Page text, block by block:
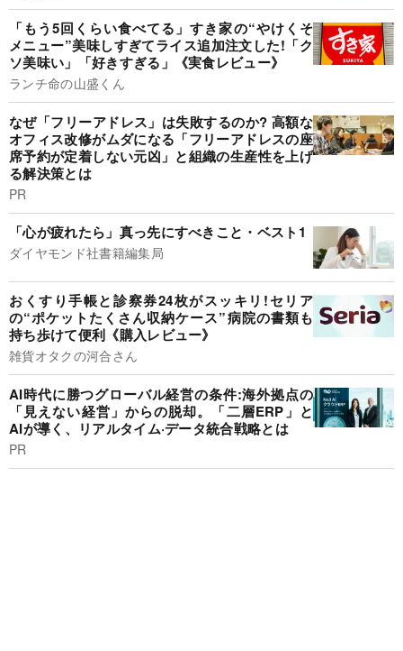
「もう5回くらい食べてる」すき家の“やけくそ
メニュー”美味しすぎてライス追加注文した!「ク
ソ美味い」「好きすぎる」《実食レビュー》
ランチ命の山盛くん
なぜ「フリーアドレス」は失敗するのか? 高額な
オフィス改修がムダになる「フリーアドレスの座
席予約が定着しない元凶」と組織の生産性を上げ
る解決策とは
PR
「心が疲れたら」真っ先にすべきこと・ベスト1
ダイヤモンド社書籍編集局
おくすり手帳と診察券24枚がスッキリ!セリア
の“ポケットたくさん収納ケース”病院の書類も
持ち歩けて便利《購入レビュー》
雑貨オタクの河合さん
AI時代に勝つグローバル経営の条件:海外拠点の
「見えない経営」からの脱却。「二層ERP」と
AIが導く、リアルタイム·データ統合戦略とは
PR